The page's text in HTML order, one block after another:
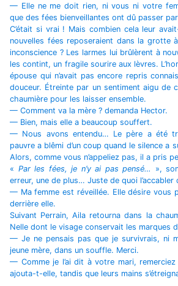
— Elle ne me doit rien, ni vous ni votre
que des fées bienveillantes ont dû passer
C’était si vrai ! Mais combien cela leur
nouvelles fées reposeraient dans la grotte
inconscience ? Les larmes lui brûlèrent à
les contint, un fragile sourire aux lèvres.
épouse qui n’avait pas encore repris
douceur. Étreinte par un sentiment aigu de
chaumière pour les laisser ensemble.
— Comment va la mère ? demanda Hector.
— Bien, mais elle a beaucoup souffert.
— Nous avons entendu… Le père a été
pauvre a blêmi d’un coup quand le silence a
Alors, comme vous n’appeliez pas, il a pris
« Par les fées, je n’y ai pas pensé…
»,
erreur, une de plus… Juste de quoi l’accabler
— Ma femme est réveillée. Elle désire vous
derrière elle.
Suivant Perrain, Aila retourna dans la
Nelle dont le visage conservait les marques
— Je ne pensais pas que je survivrais, ni
jeune mère, dans un souffle. Merci.
— Comme je l’ai dit à votre mari,
ajouta-t-elle, tandis que leurs mains